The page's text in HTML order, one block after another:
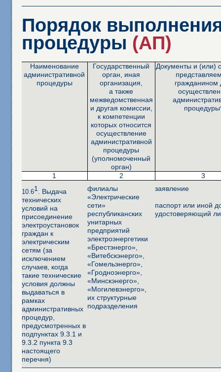
Порядок
процедуры (АП)
Наименование
административной
процедуры
Государственный
орган, иная
организация,
а также
межведомственная
и другая комиссии,
к компетенции
которых относится
осуществление
административной
процедуры
(уполномоченный
орган)
Документы и (или)
гражданином
1 2 3
10.61
. Выдача
технических
условий на
присоединение
электроустановок
граждан к
электрическим
сетям (за
исключением
случаев, когда
такие технические
условия должны
выдаваться в
рамках
административных
процедур,
предусмотренных в
подпунктах 9.3.1 и
9.3.2 пункта 9.3
настоящего
перечня)
филиалы
«Электрические
сети»
республиканских
унитарных
предприятий
электроэнергетики
«Брестэнерго»,
«Витебскэнерго»,
«Гомельэнерго»,
«Гродноэнерго»,
«Минскэнерго»,
«Могилевэнерго»,
их структурные
подразделения
заявление
паспорт или иной
удостоверяющий